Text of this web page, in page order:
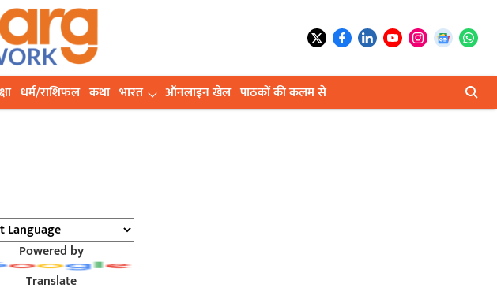
धर्म/राशिफल कथा भारत ऑनलाइन खेल पाठकों की कलम से
Powered by
Translate